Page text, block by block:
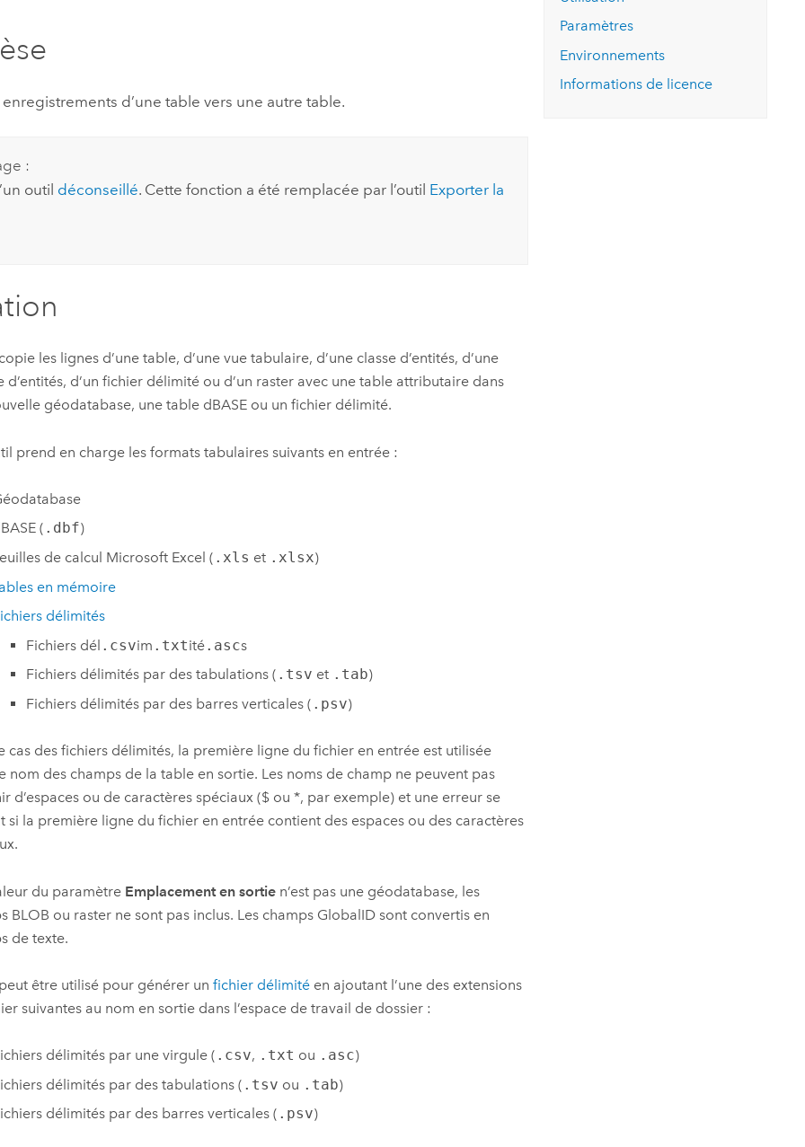
essai gratuit.
Explorer ce cours
Lire le récit
d’une table vers une autre table.
:
outil déconseillé. Cette fonction a été remplacée par l’outil Exporter la
les lignes d’une table, d’une vue tabulaire, d’une classe d’entités, d’une
d’entités, d’un fichier délimité ou d’un raster avec une table attributaire dans
géodatabase, une table dBASE ou un fichier délimité.
prend en charge les formats tabulaires suivants en entrée :
( .dbf)
de calcul Microsoft Excel ( .xls et .xlsx)
en mémoire
délimités
Fichiers dél .csvim .txtité.ascs
Fichiers délimités par des tabulations ( .tsv et .tab)
Fichiers délimités par des barres verticales ( .psv)
cas des fichiers délimités, la première ligne du fichier en entrée est utilisée
nom des champs de la table en sortie. Les noms de champ ne peuvent pas
d’espaces ou de caractères spéciaux ($ ou *, par exemple) et une erreur se
si la première ligne du fichier en entrée contient des espaces ou des caractères
du paramètre Emplacement en sortien’est pas une géodatabase, les
BLOB ou raster ne sont pas inclus. Les champs GlobalID sont convertis en
de texte.
peut être utilisé pour générer un fichier délimitéen ajoutant l’une des extensions
suivantes au nom en sortie dans l’espace de travail de dossier :
délimités par une virgule ( .csv, .txt ou .asc)
délimités par des tabulations ( .tsv ou .tab)
délimités par des barres verticales ( .psv)
Paramètres
Environnements
Informations de licence